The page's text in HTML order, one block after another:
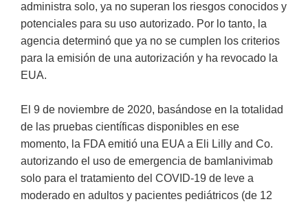
administra solo, ya no superan los riesgos conocidos y
potenciales para su uso autorizado. Por lo tanto, la
agencia determinó que ya no se cumplen los criterios
para la emisión de una autorización y ha revocado la
EUA.
El 9 de noviembre de 2020, basándose en la totalidad
de las pruebas científicas disponibles en ese
momento, la FDA emitió una EUA a Eli Lilly and Co.
autorizando el uso de emergencia de bamlanivimab
solo para el tratamiento del COVID-19 de leve a
moderado en adultos y pacientes pediátricos (de 12